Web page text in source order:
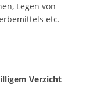
Legen von
etc.
Verzicht